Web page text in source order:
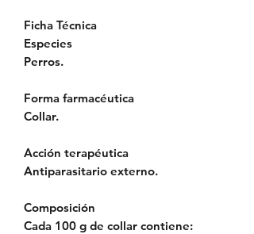
Ficha Técnica
Especies
Perros.
Forma farmacéutica
Collar.
Acción terapéutica
Antiparasitario externo.
Composición
Cada 100 g de collar contiene: